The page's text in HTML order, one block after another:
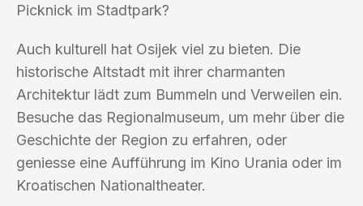
Picknick im Stadtpark?
Auch kulturell hat Osijek viel zu bieten. Die
historische Altstadt mit ihrer charmanten
Architektur lädt zum Bummeln und Verweilen ein.
Besuche das Regionalmuseum, um mehr über die
Geschichte der Region zu erfahren, oder
geniesse eine Aufführung im Kino Urania oder im
Kroatischen Nationaltheater.